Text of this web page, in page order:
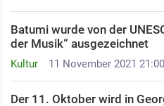
Kultur 11 November 2021 21:00
Batumi wurde von der
der Musik“ ausgezeichnet
Der 11. Oktober wird in